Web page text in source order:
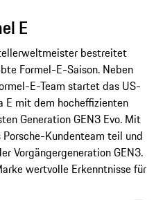
E
bestreitet
Formel-E-Saison. Neben
E-Team startet das US-
E mit dem hocheffizienten
Generation GEN3 Evo. Mit
Kundenteam teil und
Vorgängergeneration GEN3.
wertvolle Erkenntnisse für